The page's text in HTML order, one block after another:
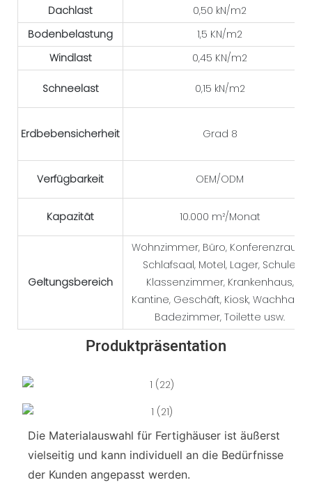
Dachlast
0,50 kN/m2
Bodenbelastung
1,5 KN/m2
Windlast
0,45 KN/m2
Schneelast 0,15 kN/m2
Erdbebensicherheit Grad 8
Verfügbarkeit OEM/ODM
Kapazität 10.000 m²/Monat
Geltungsbereich
Wohnzimmer, Büro, Konferenzraum,
Schlafsaal, Motel, Lager, Schule,
Klassenzimmer, Krankenhaus,
Kantine, Geschäft, Kiosk, Wachhaus,
Badezimmer, Toilette usw.
Produktpräsentation
Die Materialauswahl für Fertighäuser ist äußerst
vielseitig und kann individuell an die Bedürfnisse
der Kunden angepasst werden.